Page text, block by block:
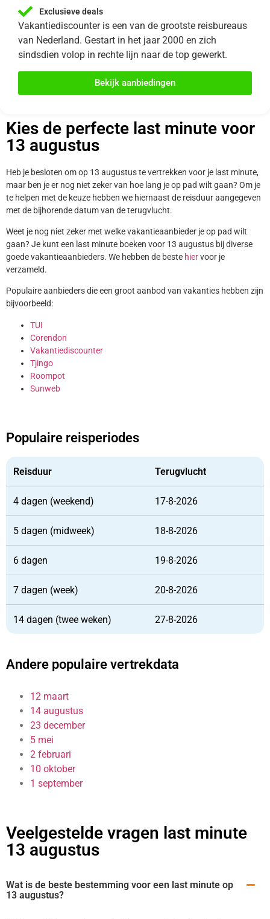
Exclusieve deals
Vakantiediscounter is een van de grootste reisbureaus
van Nederland. Gestart in het jaar 2000 en zich
sindsdien volop in rechte lijn naar de top gewerkt.
Bekijk aanbiedingen
Kies de perfecte last minute voor
13 augustus
Heb je besloten om op 13 augustus te vertrekken voor je last minute,
maar ben je er nog niet zeker van hoe lang je op pad wilt gaan? Om je
te helpen met de keuze hebben we hiernaast de reisduur aangegeven
met de bijhorende datum van de terugvlucht.
Weet je nog niet zeker met welke vakantieaanbieder je op pad wilt
gaan? Je kunt een last minute boeken voor 13 augustus bij diverse
goede vakantieaanbieders. We hebben de beste hiervoor je
verzameld.
Populaire aanbieders die een groot aanbod van vakanties hebben zijn
bijvoorbeeld:
TUI
Corendon
Vakantiediscounter
Tjingo
Roompot
Sunweb
Populaire reisperiodes
Reisduur Terugvlucht
4 dagen (weekend) 17-8-2026
5 dagen (midweek) 18-8-2026
6 dagen 19-8-2026
7 dagen (week) 20-8-2026
14 dagen (twee weken) 27-8-2026
Andere populaire vertrekdata
12 maart
14 augustus
23 december
5 mei
2 februari
10 oktober
1 september
Veelgestelde vragen last minute
13 augustus
Wat is de beste bestemming voor een last minute op
13 augustus?